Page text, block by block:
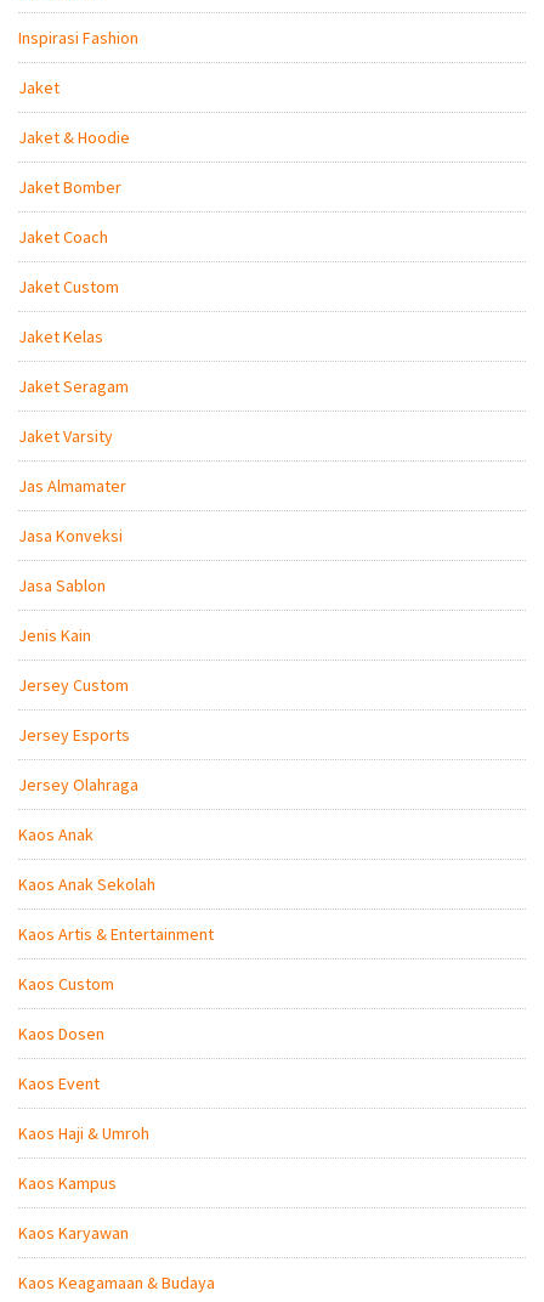
Inspirasi Fashion
Jaket
Jaket & Hoodie
Jaket Bomber
Jaket Coach
Jaket Custom
Jaket Kelas
Jaket Seragam
Jaket Varsity
Jas Almamater
Jasa Konveksi
Jasa Sablon
Jenis Kain
Jersey Custom
Jersey Esports
Jersey Olahraga
Kaos Anak
Kaos Anak Sekolah
Kaos Artis & Entertainment
Kaos Custom
Kaos Dosen
Kaos Event
Kaos Haji & Umroh
Kaos Kampus
Kaos Karyawan
Kaos Keagamaan & Budaya